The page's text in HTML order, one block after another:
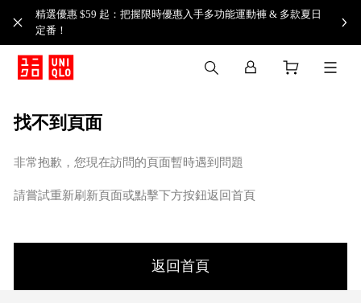
精選優惠 $59 起：把握限時優惠入手多功能運動褲 & 多款夏日
定番！​
找不到頁面
非常抱歉，您現在訪問的頁面暫時遇到問題
請嘗試重新刷新頁面或點擊下方按鈕返回首頁
返回首頁